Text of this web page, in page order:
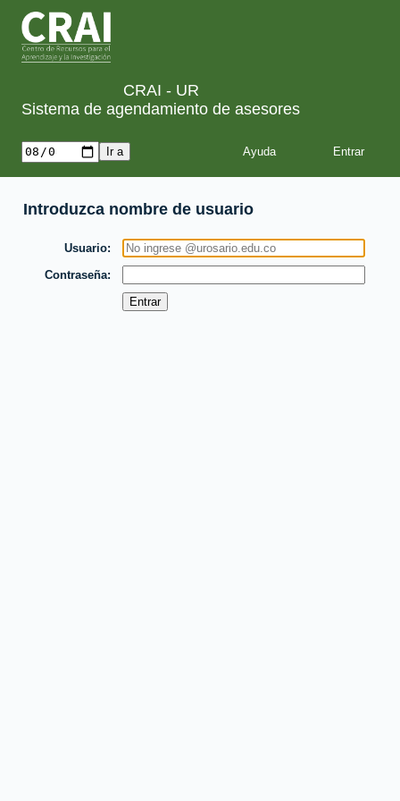
CRAI - UR
Sistema de agendamiento de asesores
Ayuda
Introduzca nombre de usuario
Usuario
Contraseña